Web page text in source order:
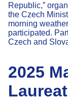
Republic,”
the Czech
morning
participated.
Czech and
2025